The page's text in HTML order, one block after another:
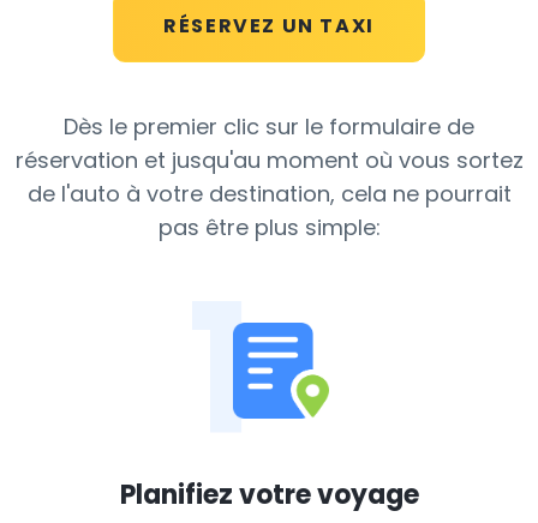
RÉSERVEZ UN TAXI
Dès le premier clic sur le formulaire de
réservation et jusqu'au moment où vous sortez
de l'auto à votre destination, cela ne pourrait
pas être plus simple:
1
Planifiez votre voyage